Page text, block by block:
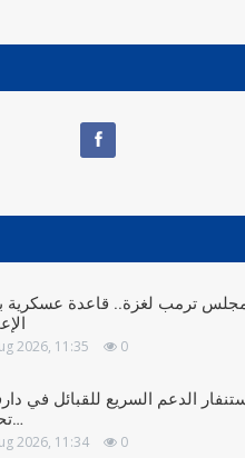
ترمب لغزة.. قاعدة عسكرية
2026, 11:35 0
الدعم السريع للقبائل في
تحولا…
2026, 11:34 0